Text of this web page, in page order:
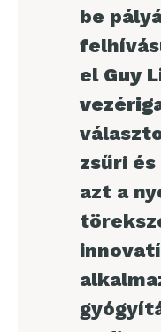
be
el Guy
zsűri és
azt a